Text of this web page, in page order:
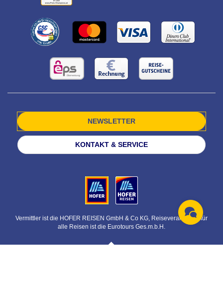
NEWSLETTER
KONTAKT & SERVICE
Vermittler ist die HOFER REISEN GmbH & Co KG, Reiseveranstalter für
alle Reisen ist die Eurotours Ges.m.b.H.